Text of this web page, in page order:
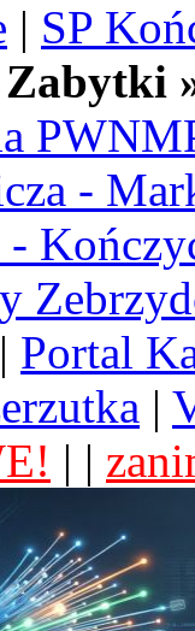
| SP
Zabytki
-
| Portal
|
| |